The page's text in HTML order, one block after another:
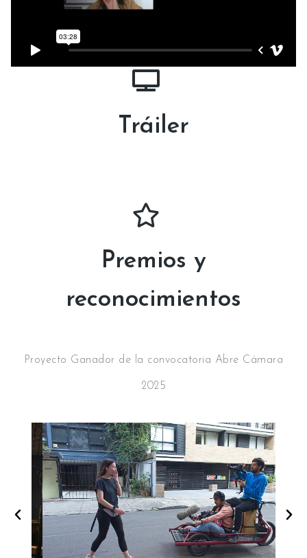
Tráiler
Premios y
reconocimientos
Proyecto Ganador de la convocatoria Abre Cámara
2025